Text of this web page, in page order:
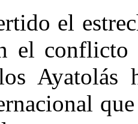
el
el
Ayatolás